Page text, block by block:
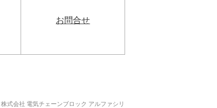
お問合せ
式会社 電気チェーンブロック アルファシリ